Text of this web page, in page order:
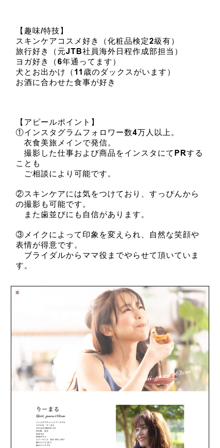
【趣味/特技】
スキンケアコスメ好き（化粧品検定2級有）
旅行好き（元JTB社員海外日程作成部担当）
ヨガ好き（6年通ってます）
犬とお出かけ（11歳のダックスがいます）
お酒に合わせた食事が好き
【アピールポイント】
①インスタグラムフォロワー数4万人以上。
衣食美旅メインで発信。
撮影した仕事および商品をインスタにてPRする
ことも
ご相談により可能です。
②スキンケアには気をつけており、すっぴんから
の撮影も可能です。
また歯並びにも自信があります。
③メイクによって印象を変えられ、自然な笑顔や
表情が得意です。
ブライダルからママ役までやらせて頂いていま
す。